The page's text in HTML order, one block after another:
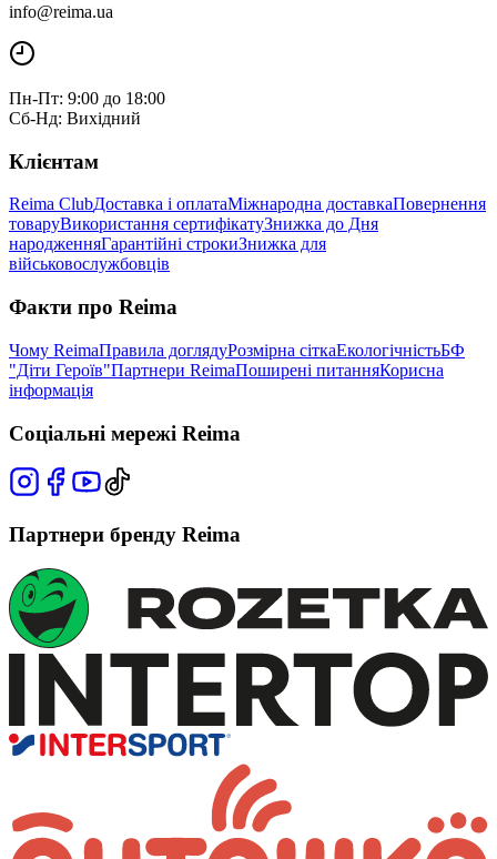
info@reima.ua
Пн-Пт: 9:00 до 18:00
Сб-Нд: Вихідний
Клієнтам
Reima ClubДоставка і оплатаМіжнародна доставкаПовернення
товаруВикористання сертифікатуЗнижка до Дня
народженняГарантійні строкиЗнижка для
військовослужбовців
Факти про Reima
Чому ReimaПравила доглядуРозмірна сіткаЕкологічністьБФ
"Діти Героїв"Партнери ReimaПоширені питанняКорисна
інформація
Соціальні мережі Reima
Партнери бренду Reima